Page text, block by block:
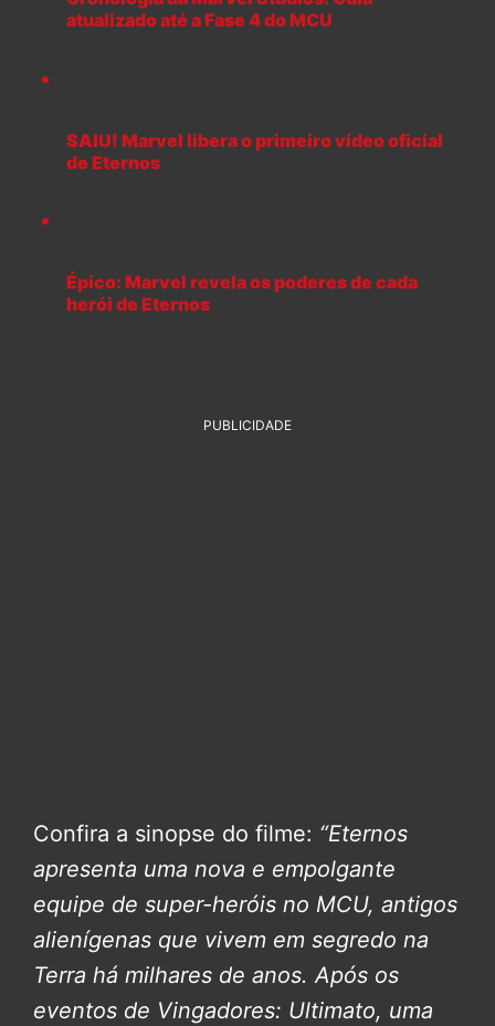
atualizado até a Fase 4 do MCU
SAIU! Marvel libera o primeiro vídeo oficial
de Eternos
Épico: Marvel revela os poderes de cada
herói de Eternos
PUBLICIDADE
Confira a sinopse do filme: “Eternos
apresenta uma nova e empolgante
equipe de super-heróis no MCU, antigos
alienígenas que vivem em segredo na
Terra há milhares de anos. Após os
eventos de Vingadores: Ultimato, uma